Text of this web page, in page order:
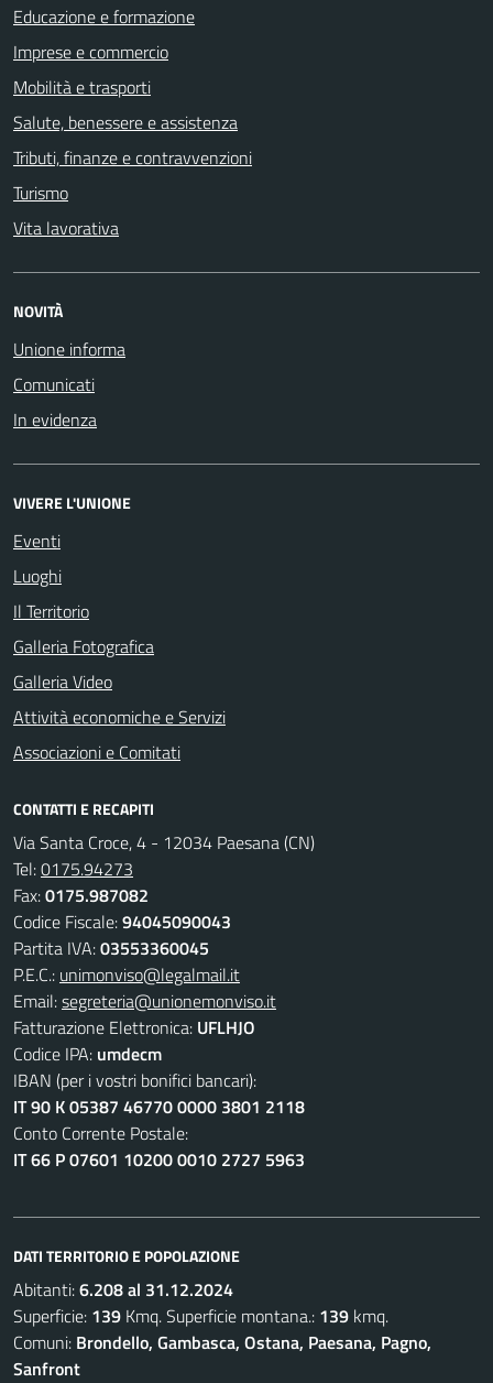
Educazione e formazione
Imprese e commercio
Mobilità e trasporti
Salute, benessere e assistenza
Tributi, finanze e contravvenzioni
Turismo
Vita lavorativa
NOVITÀ
Unione informa
Comunicati
In evidenza
VIVERE L'UNIONE
Eventi
Luoghi
Il Territorio
Galleria Fotografica
Galleria Video
Attività economiche e Servizi
Associazioni e Comitati
CONTATTI E RECAPITI
Via Santa Croce, 4 - 12034 Paesana (CN)
Tel:0175.94273
Fax:0175.987082
Codice Fiscale:94045090043
Partita IVA:03553360045
P.E.C.: unimonviso@legalmail.it
Email:segreteria@unionemonviso.it
Fatturazione Elettronica: UFLHJO
Codice IPA: umdecm
IBAN (per i vostri bonifici bancari):
IT 90 K 05387 46770 0000 3801 2118
Conto Corrente Postale:
IT 66 P 07601 10200 0010 2727 5963
DATI TERRITORIO E POPOLAZIONE
Abitanti:6.208 al 31.12.2024
Superficie: 139 Kmq. Superficie montana.: 139 kmq.
Comuni: Brondello, Gambasca, Ostana, Paesana, Pagno,
Sanfront